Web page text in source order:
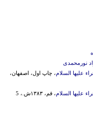
نورمحمدی
علیها السلام، چاپ اول، اصفهان،
علیها السلام
، قم، ۱۳۸۳ش.، 5